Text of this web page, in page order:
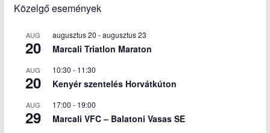
Közelgő események
AUG
20
augusztus 20 -augusztus 23
Marcali Triatlon Maraton
AUG
20
10:30 - 11:30
Kenyér szentelés Horvátkúton
AUG
29
17:00 - 19:00
Marcali VFC – Balatoni Vasas SE